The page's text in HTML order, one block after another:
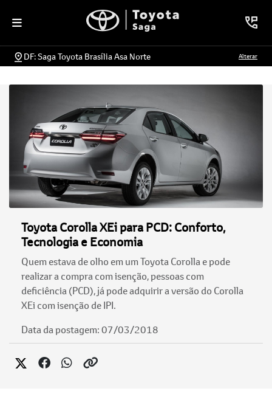
DF: Saga Toyota Brasília Asa Norte Alterar
Toyota Corolla XEi para PCD: Conforto,
Tecnologia e Economia
Quem estava de olho em um Toyota Corolla e pode
realizar a compra com isenção, pessoas com
deficiência (PCD), já pode adquirir a versão do Corolla
XEi com isenção de IPI.
Data da postagem: 07/03/2018